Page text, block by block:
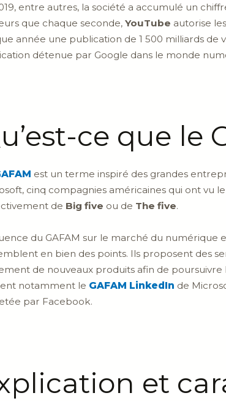
entre autres, la société a accumulé un
que chaque seconde, YouTube autorise
année une publication de 1 500 milliards
détenue par Google dans le monde
ce que le
est un terme inspiré des grandes
cinq compagnies américaines qui ont vu
de Big five ou de The five.
du GAFAM sur le marché du
en bien des points. Ils proposent des
de nouveaux produits afin de poursuivre
notamment le GAFAM LinkedIn de
par Facebook.
et